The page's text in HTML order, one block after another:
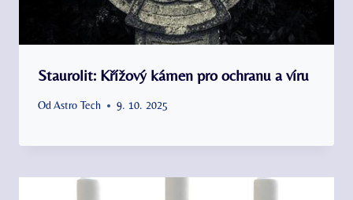
Staurolit: Křížový kámen pro ochranu a víru
OdAstro Tech 9. 10. 2025